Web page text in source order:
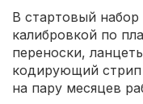
В стартовый набор
калибровкой по
переноски,
кодирующий стрип
на пару месяцев